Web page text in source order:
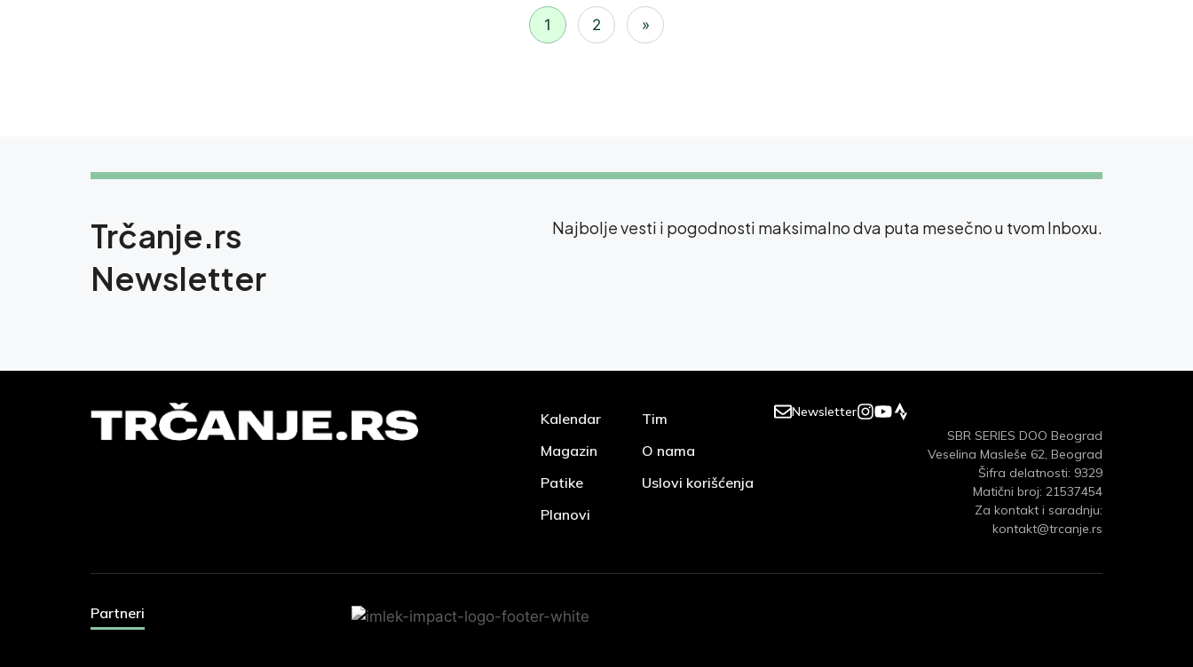
1 2 »
Trčanje.rs
Newsletter
Najbolje vesti i pogodnosti maksimalno dva puta mesečno u tvom Inboxu.
Kalendar
Magazin
Patike
Planovi
Tim
O nama
Uslovi korišćenja
Newsletter
SBR SERIES DOO Beograd
Veselina Masleše 62, Beograd
Šifra delatnosti: 9329
Matični broj: 21537454
Za kontakt i saradnju:
kontakt@trcanje.rs
Partneri